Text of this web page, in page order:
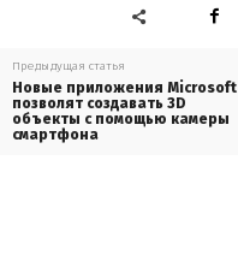
Предыдущая статья
Новые приложения Microsoft
позволят создавать 3D
объекты с помощью камеры
смартфона